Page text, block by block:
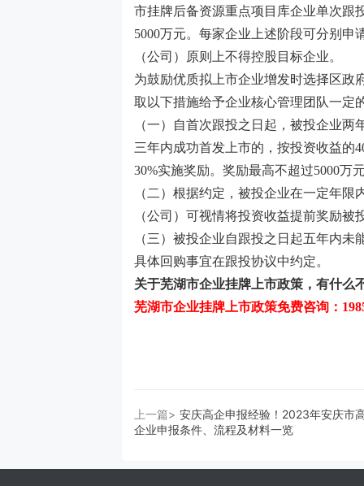
市挂牌后备资源重点项目库企业单次跟
5000万元。每家企业上述阶段可分别申
（公司）原则上不得控股目标企业。
为鼓励优质拟上市企业增发时选择区政
取以下措施给予企业核心管理团队一定
（一）自首次跟投之日起，被投企业
三年内成功首发上市的，按投资收益的
30%实施奖励。奖励最高不超过5000万
（二）根据约定，被投企业在一定年
（公司）可视情将投资收益提前奖励
（三）被投企业自跟投之日起五年内
具体回购事宜在跟投协议中约定。
关于芜湖市企业挂牌上市政策 ，有什么
芜湖市企业挂牌上市政策免费咨询：
上一篇> 安庆高企申报经验！2023年安庆市
企业申报条件、流程及材料一览